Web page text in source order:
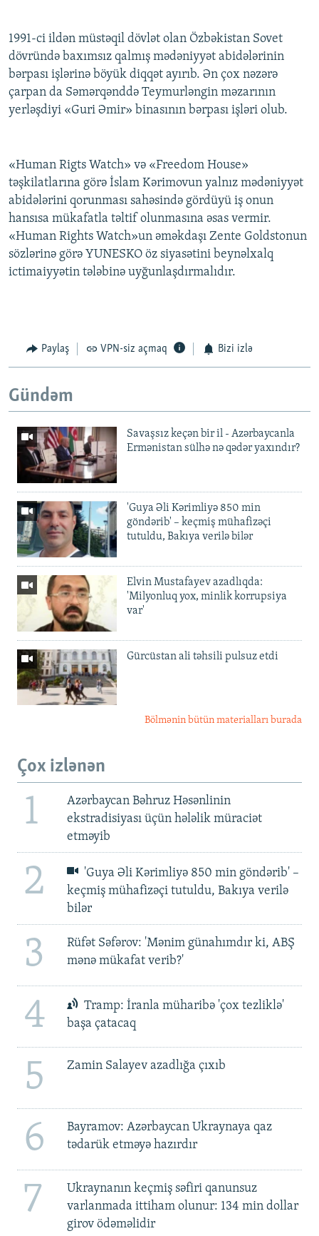
1991-ci ildən müstəqil dövlət olan Özbəkistan Sovet
dövründə baxımsız qalmış mədəniyyət abidələrinin
bərpası işlərinə böyük diqqət ayırıb. Ən çox nəzərə
çarpan da Səmərqənddə Teymurləngin məzarının
yerləşdiyi «Guri Əmir» binasının bərpası işləri olub.
«Human Rigts Watch» və «Freedom House»
təşkilatlarına görə İslam Kərimovun yalnız mədəniyyət
abidələrini qorunması sahəsində gördüyü iş onun
hansısa mükafatla təltif olunmasına əsas vermir.
«Human Rights Watch»un əməkdaşı Zente Goldstonun
sözlərinə görə YUNESKO öz siyasətini beynəlxalq
ictimaiyyətin tələbinə uyğunlaşdırmalıdır.
Paylaş VPN-siz açmaq Bizi izlə
Gündəm
Savaşsız keçən bir il - Azərbaycanla
Ermənistan sülhə nə qədər yaxındır?
'Guya Əli Kərimliyə 850 min
göndərib' – keçmiş mühafizəçi
tutuldu, Bakıya verilə bilər
Elvin Mustafayev azadlıqda:
'Milyonluq yox, minlik korrupsiya
var'
Gürcüstan ali təhsili pulsuz etdi
Bölmənin bütün materialları burada
Çox izlənən
1
Azərbaycan Bəhruz Həsənlinin
ekstradisiyası üçün hələlik müraciət
etməyib
2
'Guya Əli Kərimliyə 850 min göndərib' –
keçmiş mühafizəçi tutuldu, Bakıya verilə
bilər
3
Rüfət Səfərov: 'Mənim günahımdır ki, ABŞ
mənə mükafat verib?'
4
Tramp: İranla müharibə 'çox tezliklə'
başa çatacaq
5 Zamin Salayev azadlığa çıxıb
6
Bayramov: Azərbaycan Ukraynaya qaz
tədarük etməyə hazırdır
7
Ukraynanın keçmiş səfiri qanunsuz
varlanmada ittiham olunur: 134 min dollar
girov ödəməlidir